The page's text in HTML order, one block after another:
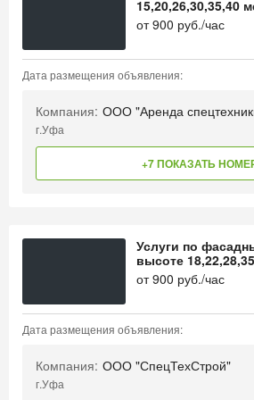
15,20,26,30,35,40
от900 руб./час
Дата размещения объявления:
Компания: ООО "Аренда
г.Уфа
+7 ПОКАЗАТЬ
Услуги по
высоте
от900 руб./час
Дата размещения объявления:
Компания: ООО "СпецТехСтрой"
г.Уфа